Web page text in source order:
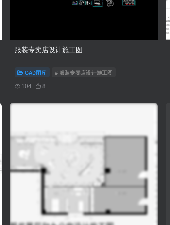
服装专卖店设计施工图
CAD图库 # 服装专卖店设计施工图
104 8